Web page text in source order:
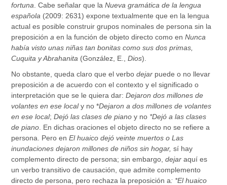
fortuna . Cabe señalar que laNueva gramática de la lengua
española (2009: 2631) expone textualmente que en la lengua
actual es posible construir grupos nominales de persona sin la
preposicióna en la función de objeto directo como enNunca
había visto unas niñas tan bonitas como sus dos primas,
Cuquita y Abrahanita (González, E.,Dios).
No obstante, queda claro que el verbodejar puede o no llevar
preposiciónade acuerdo con el contexto y el significado o
interpretación que se le quiera dar:Dejaron dos millones de
volantes en ese localy no *Dejaron a dos millones de volantes
en ese local;Dejó las clases de piano y no *Dejó a las clases
de piano . En dichas oraciones el objeto directo no se refiere a
persona. Pero enEl huaico dejó veinte muertos o Las
inundaciones dejaron millones de niños sin hogar,sí hay
complemento directo de persona; sin embargo, dejaraquí es
un verbo transitivo de causación, que admite complemento
directo de persona, pero rechaza la preposición a: *El huaico